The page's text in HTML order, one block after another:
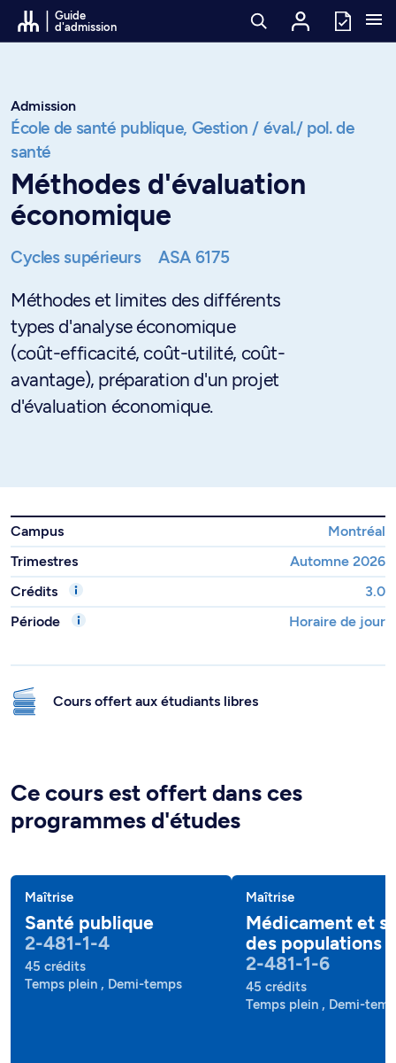
Passer au contenu
Guide
d'admission
Admission
École de santé publique, Gestion / éval./ pol. de
santé
Méthodes d'évaluation
économique
Cycles supérieurs ASA 6175
Méthodes et limites des différents
types d'analyse économique
(coût-efficacité, coût-utilité, coût-
avantage), préparation d'un projet
d'évaluation économique.
Campus
Montréal
Trimestres
Automne 2026
Crédits
3.0
Période
Horaire de jour
Cours offert aux étudiants libres
Ce cours est offert dans ces
programmes d'études
Maîtrise
Santé publique
2-481-1-4
45 crédits
Temps plein , Demi-temps
Maîtrise
Médicament et
des populations
2-481-1-6
45 crédits
Temps plein , Demi-